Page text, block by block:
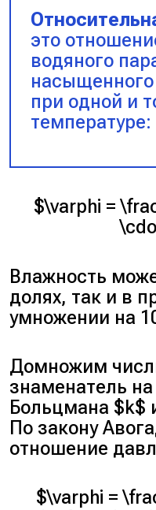
это
водяного
насыщенного
при одной и
температуре:
$\varphi =
Влажность
долях, так и в
умножении на
Домножим
знаменатель
Больцмана $k$
По закону
отношение
$\varphi =